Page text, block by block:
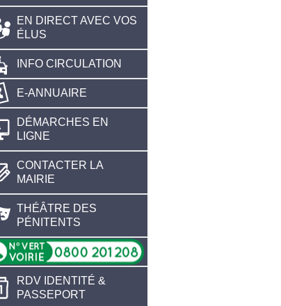
EN DIRECT AVEC VOS
ÉLUS
INFO CIRCULATION
E-ANNUAIRE
DÉMARCHES EN
LIGNE
CONTACTER LA
MAIRIE
THÉÂTRE DES
PÉNITENTS
RDV IDENTITÉ &
PASSEPORT